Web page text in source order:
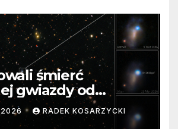
śmierć
gwiazdy od
Niezwykle
2026 RADEK KOSARZYCKI